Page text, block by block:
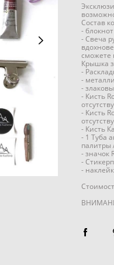
Состав
-
- Свеча
сможете
Крышка
-
-
-
- Кисть
- Кисть
- Кисть
- 1 Туба
палитры
- значок
-
-